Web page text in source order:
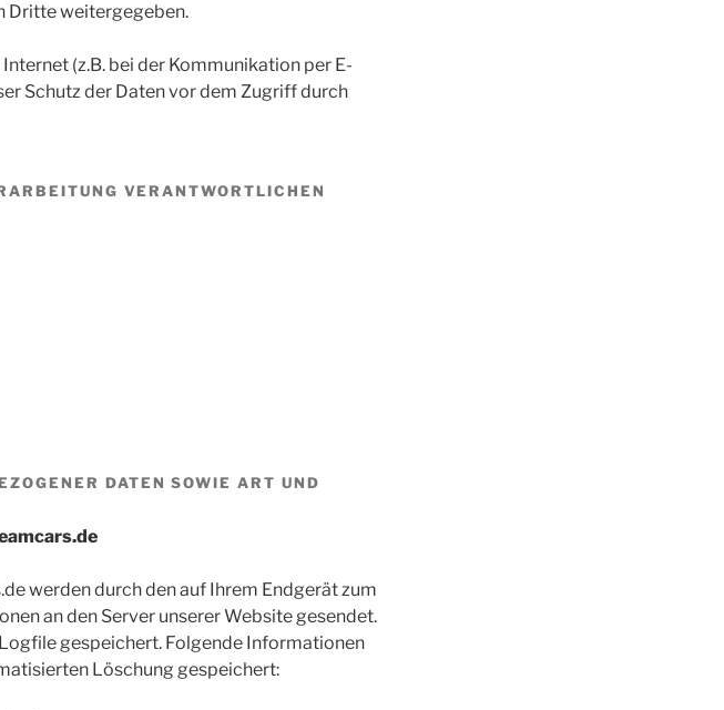
Dritte weitergegeben.
(z.B. bei der Kommunikation per E-
Schutz der Daten vor dem Zugriff durch
VERANTWORTLICHEN
DATEN SOWIE ART UND
werden durch den auf Ihrem Endgerät zum
an den Server unserer Website gesendet.
gespeichert. Folgende Informationen
Löschung gespeichert: